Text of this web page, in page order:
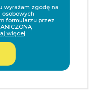
wyrażam zgodę na
formularzu przez
więcej